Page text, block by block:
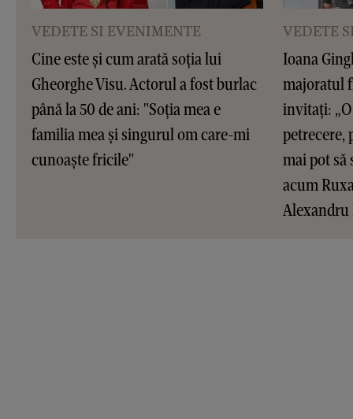
VEDETE SI EVENIMENTE
Cine este și cum arată soția lui
Gheorghe Visu. Actorul a fost burlac
până la 50 de ani: "Soția mea e
familia mea și singurul om care-mi
cunoaște fricile"
VEDETE
Ioana
majoratul
invitați:
petrecere,
mai pot să
acum
Alexandru